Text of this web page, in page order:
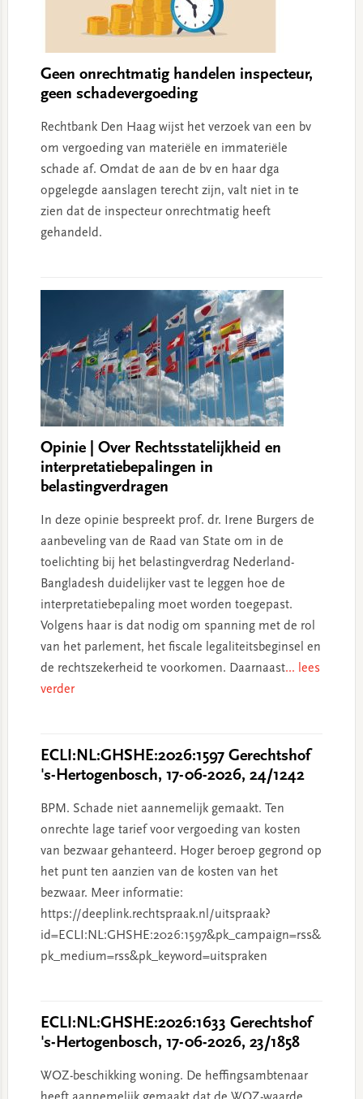
Geen onrechtmatig handelen inspecteur,
geen schadevergoeding
Rechtbank Den Haag wijst het verzoek van een bv
om vergoeding van materiële en immateriële
schade af. Omdat de aan de bv en haar dga
opgelegde aanslagen terecht zijn, valt niet in te
zien dat de inspecteur onrechtmatig heeft
gehandeld.
Opinie | Over Rechtsstatelijkheid en
interpretatiebepalingen in
belastingverdragen
In deze opinie bespreekt prof. dr. Irene Burgers de
aanbeveling van de Raad van State om in de
toelichting bij het belastingverdrag Nederland-
Bangladesh duidelijker vast te leggen hoe de
interpretatiebepaling moet worden toegepast.
Volgens haar is dat nodig om spanning met de rol
van het parlement, het fiscale legaliteitsbeginsel en
de rechtszekerheid te voorkomen. Daarnaast... lees
verder
ECLI:NL:GHSHE:2026:1597 Gerechtshof
's-Hertogenbosch, 17-06-2026, 24/1242
BPM. Schade niet aannemelijk gemaakt. Ten
onrechte lage tarief voor vergoeding van kosten
van bezwaar gehanteerd. Hoger beroep gegrond op
het punt ten aanzien van de kosten van het
bezwaar. Meer informatie:
https://deeplink.rechtspraak.nl/uitspraak?
id=ECLI:NL:GHSHE:2026:1597&pk_campaign=rss&
pk_medium=rss&pk_keyword=uitspraken
ECLI:NL:GHSHE:2026:1633 Gerechtshof
's-Hertogenbosch, 17-06-2026, 23/1858
WOZ-beschikking woning. De heffingsambtenaar